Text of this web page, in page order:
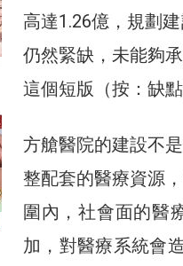
高達1.26億，規劃
仍然緊缺，未能夠
這個短版（按：缺點
方艙醫院的建設不
整配套的醫療資源
圍內，社會面的醫
加，對醫療系統會